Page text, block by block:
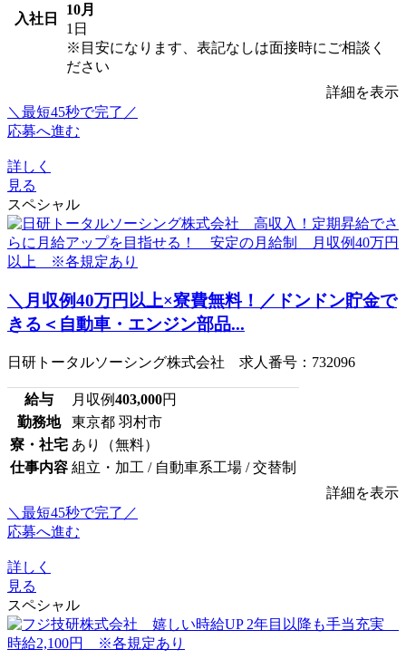
入社日
10月
1日
※目安になります、表記なしは面接時にご相談く
ださい
詳細を表示
＼最短45秒で完了／
応募へ進む
詳しく
見る
スペシャル
＼月収例40万円以上×寮費無料！／ドンドン貯金で
きる＜自動車・エンジン部品...
日研トータルソーシング株式会社 求人番号：732096
給与 月収例403,000円
勤務地
東京都 羽村市
寮・社宅 あり（無料）
仕事内容 組立・加工 / 自動車系工場 / 交替制
詳細を表示
＼最短45秒で完了／
応募へ進む
詳しく
見る
スペシャル